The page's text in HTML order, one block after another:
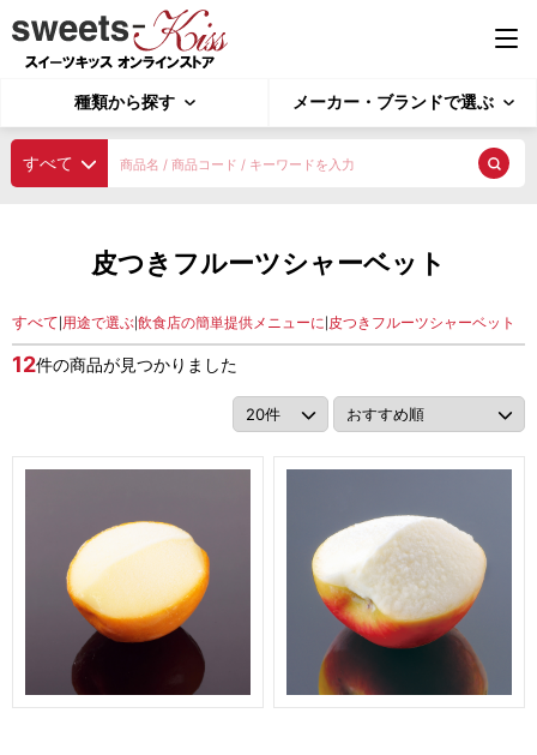
種類から探す
種類から探す
4L ジェラート 2L ジェラート
4L ソルベ
業務用アイスクリーム
アイスクリーム 2L
アイスクリーム 1L
シャーベット
ポーションアイス
シューアイス
皮つきフルーツシャーベット
ラウンド ハーフカット 1/8カット
メーカー・ブランドで選ぶ
種類から探す
用途で選ぶ
アカウント・設定
会員登録内容変更
すべて
皮つきフルーツシャーベット
すべて 用途で選ぶ 飲食店の簡単提供メニューに 皮つきフルーツシャーベット
12件の商品が見つかりました